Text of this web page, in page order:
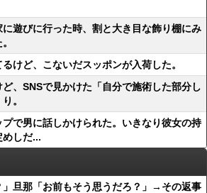
遊びに行った時、割と大き目な飾り棚にみ
けど、こないだスッポンが入荷した。
、SNSで見かけた「自分で施術した部分し
。
で男に話しかけられた。いきなり彼女の持
めしだ...
」旦那「お前もそう思うだろ？」→その返事